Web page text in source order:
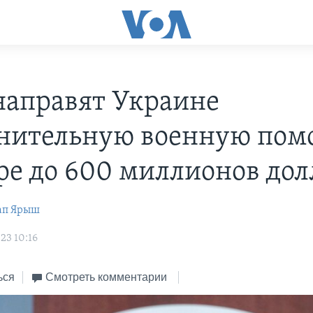
Украине
военную
до 600 миллионов
Ярыш
10:16
Смотреть комментарии